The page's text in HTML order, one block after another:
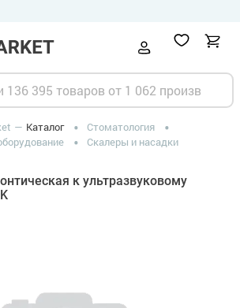
Каталог
Стоматология
Скалеры и насадки
к ультразвуковому